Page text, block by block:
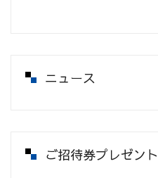
ニュース
ご招待券プレゼント